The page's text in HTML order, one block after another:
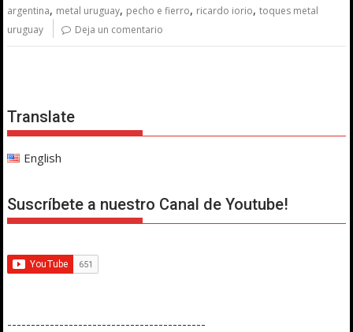
argentina, metal uruguay, pecho e fierro, ricardo iorio,toques metal
uruguay
Deja un comentario
Translate
English
Suscríbete a nuestro Canal de Youtube!
------------------------------------------